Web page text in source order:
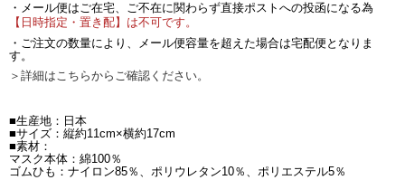
・メール便はご在宅、ご不在に関わらず直接ポストへの投函になる為
【日時指定・置き配】は不可です。
・ご注文の数量により、メール便容量を超えた場合は宅配便となりま
す。
＞詳細はこちらからご確認ください。
■生産地：日本
■サイズ：縦約11cm×横約17cm
■素材：
マスク本体：綿100％
ゴムひも：ナイロン85％、ポリウレタン10％、ポリエステル5％